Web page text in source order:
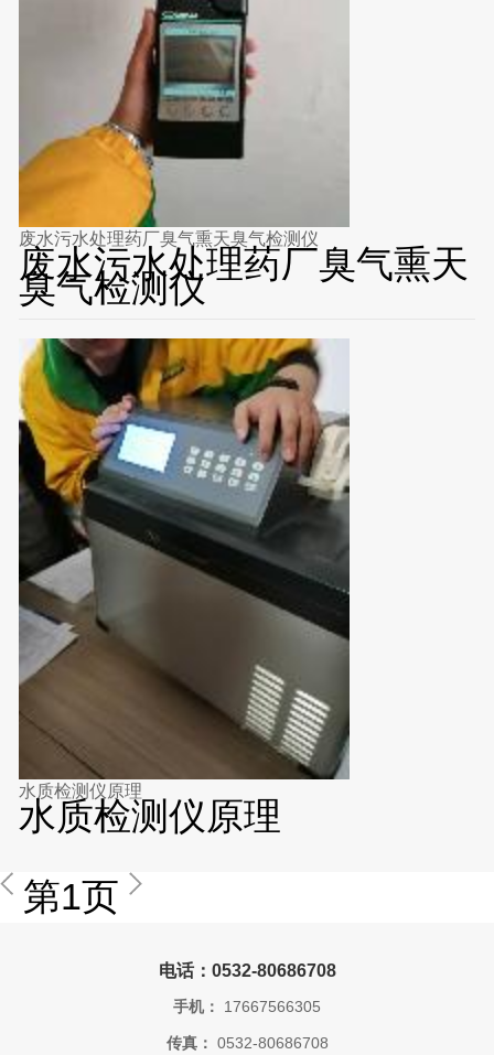
废水污水处理药厂臭气熏天臭气检测仪
废水污水处理药厂臭气熏天
臭气检测仪
水质检测仪原理
水质检测仪原理
第1页
电话：0532-80686708
手机： 17667566305
传真： 0532-80686708